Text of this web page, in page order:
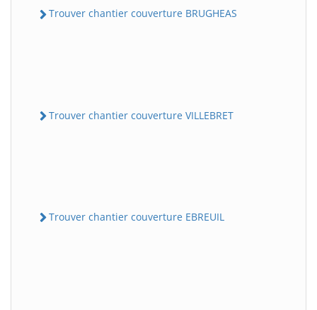
Trouver chantier couverture BRUGHEAS
Trouver chantier couverture VILLEBRET
Trouver chantier couverture EBREUIL